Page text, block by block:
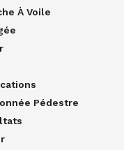
À Voile
Pédestre